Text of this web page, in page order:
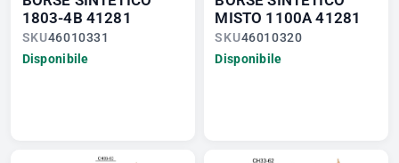
1803-4B 41281
SKU46010331
Disponibile
MISTO 1100A 41281
SKU46010320
Disponibile